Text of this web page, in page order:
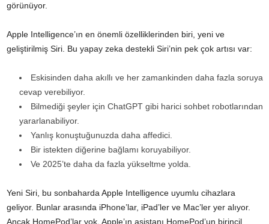
görünüyor.
Apple Intelligence’ın en önemli özelliklerinden biri, yeni ve
geliştirilmiş Siri. Bu yapay zeka destekli Siri’nin pek çok artısı var:
Eskisinden daha akıllı ve her zamankinden daha fazla soruya
cevap verebiliyor.
Bilmediği şeyler için ChatGPT gibi harici sohbet robotlarından
yararlanabiliyor.
Yanlış konuştuğunuzda daha affedici.
Bir istekten diğerine bağlamı koruyabiliyor.
Ve 2025’te daha da fazla yükseltme yolda.
Yeni Siri, bu sonbaharda Apple Intelligence uyumlu cihazlara
geliyor. Bunlar arasında iPhone’lar, iPad’ler ve Mac’ler yer alıyor.
Ancak HomePod’lar yok. Apple’ın asistanı HomePod’un birincil